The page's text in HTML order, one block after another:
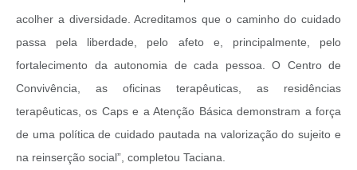
acolher a diversidade. Acreditamos que o caminho do cuidado
passa pela liberdade, pelo afeto e, principalmente, pelo
fortalecimento da autonomia de cada pessoa. O Centro de
Convivência, as oficinas terapêuticas, as residências
terapêuticas, os Caps e a Atenção Básica demonstram a força
de uma política de cuidado pautada na valorização do sujeito e
na reinserção social”, completou Taciana.